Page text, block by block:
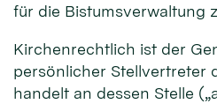
für die Bistumsverwaltung
Kirchenrechtlich ist der
persönlicher Stellvertreter
handelt an dessen Stelle